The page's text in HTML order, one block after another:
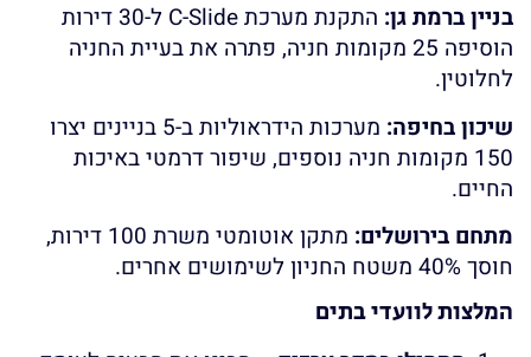
בניין ברמת גן:
התקנת מערכת C-Slide ל-30 דירות
הוסיפה 25 מקומות חניה, פתרה את בעיית החניה
לחלוטין.
שיכון בחיפה:
מערכות הידראוליות ב-5 בניינים יצרו
150 מקומות חניה נוספים, שיפור דרמטי באיכות
החיים.
מתחם בירושלים:
מתקן אוטומטי משרת 100 דירות,
חוסך 40% משטח החניון לשימושים אחרים.
המלצות לוועדי בתים